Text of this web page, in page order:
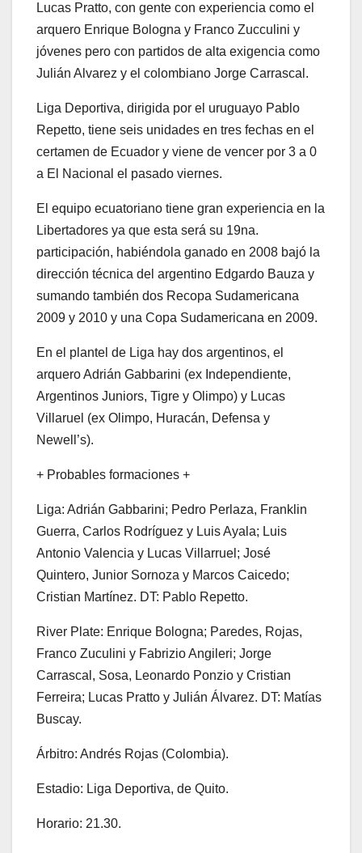
Lucas Pratto, con gente con experiencia como el
arquero Enrique Bologna y Franco Zucculini y
jóvenes pero con partidos de alta exigencia como
Julián Alvarez y el colombiano Jorge Carrascal.
Liga Deportiva, dirigida por el uruguayo Pablo
Repetto, tiene seis unidades en tres fechas en el
certamen de Ecuador y viene de vencer por 3 a 0
a El Nacional el pasado viernes.
El equipo ecuatoriano tiene gran experiencia en la
Libertadores ya que esta será su 19na.
participación, habiéndola ganado en 2008 bajó la
dirección técnica del argentino Edgardo Bauza y
sumando también dos Recopa Sudamericana
2009 y 2010 y una Copa Sudamericana en 2009.
En el plantel de Liga hay dos argentinos, el
arquero Adrián Gabbarini (ex Independiente,
Argentinos Juniors, Tigre y Olimpo) y Lucas
Villaruel (ex Olimpo, Huracán, Defensa y
Newell’s).
+ Probables formaciones +
Liga: Adrián Gabbarini; Pedro Perlaza, Franklin
Guerra, Carlos Rodríguez y Luis Ayala; Luis
Antonio Valencia y Lucas Villarruel; José
Quintero, Junior Sornoza y Marcos Caicedo;
Cristian Martínez. DT: Pablo Repetto.
River Plate: Enrique Bologna; Paredes, Rojas,
Franco Zuculini y Fabrizio Angileri; Jorge
Carrascal, Sosa, Leonardo Ponzio y Cristian
Ferreira; Lucas Pratto y Julián Álvarez. DT: Matías
Buscay.
Árbitro: Andrés Rojas (Colombia).
Estadio: Liga Deportiva, de Quito.
Horario: 21.30.